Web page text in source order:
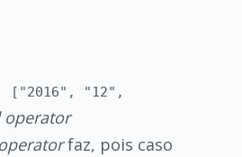
["2016", "12",
operator
faz, pois caso